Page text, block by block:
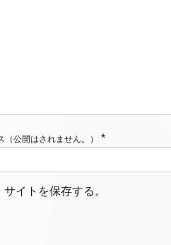
（公開はされません。）
*
イトを保存する。